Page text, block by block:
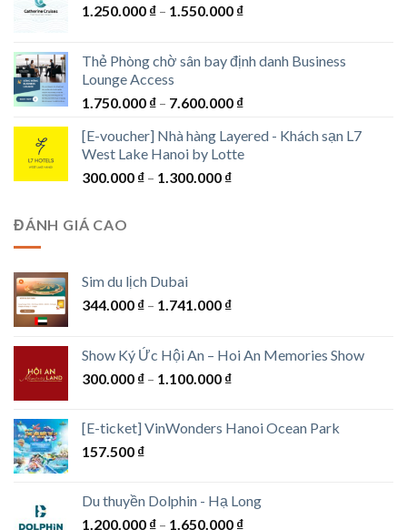
1.250.000 ₫ – 1.550.000 ₫Khoảng
1.250.000 ₫
1.550.000 ₫
Thẻ Phòng chờ sân bay định danh Business
Lounge Access
1.750.000 ₫ – 7.600.000 ₫Khoảng
từ
1.750.000 ₫
[E-voucher] Nhà hàng Layered - Khách sạn L7
West Lake Hanoi by Lotte
300.000 ₫ – 1.300.000 ₫Khoảng
ĐÁNH GIÁ CAO
Sim du lịch Dubai
344.000 ₫ – 1.741.000 ₫Khoảng
344.000 ₫
đến
Show Ký Ức Hội An – Hoi An Memories Show
300.000 ₫ – 1.100.000 ₫Khoảng
300.000 ₫
[E-ticket] VinWonders Hanoi Ocean Park
157.500 ₫
Du thuyền Dolphin - Hạ Long
1.200.000 ₫ – 1.650.000 ₫Khoảng